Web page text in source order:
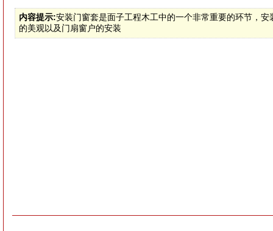
内容提示:安装门窗套是面子工程木工中的一个非常重要的环节，
的美观以及门扇窗户的安装